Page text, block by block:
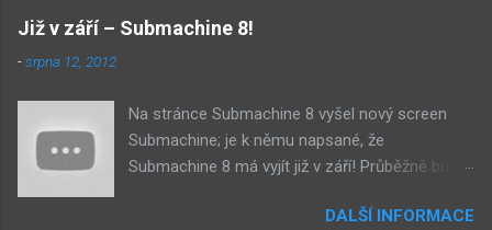
Již v září – Submachine 8!
-srpna 12, 2012
Na stránce Submachine 8 vyšel nový screen
Submachine; je k němu napsané, že
Submachine 8 má vyjít již v září! Průběžně budu
zveřejněný materiál ze Submachine 8. Zvukové
DALŠÍ INFORMACE